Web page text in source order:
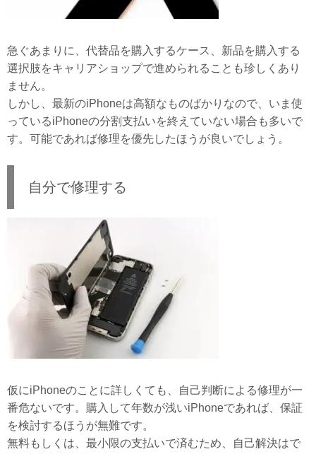
急ぐあまりに、代替品を購入するケース、新品を購入する
選択肢をキャリアショップで進められることも珍しくあり
ません。
しかし、最新のiPhoneは高額なものばかりなので、いま使
っているiPhoneの分割支払いを終えていない場合も多いで
す。可能であれば修理を優先したほうが良いでしょう。
自分で修理する
仮にiPhoneのことに詳しくても、自己判断による修理が一
番危ないです。購入して年数が浅いiPhoneであれば、保証
を検討するほうが無難です。
無料もしくは、最小限の支払いで済むため、自己解決はで